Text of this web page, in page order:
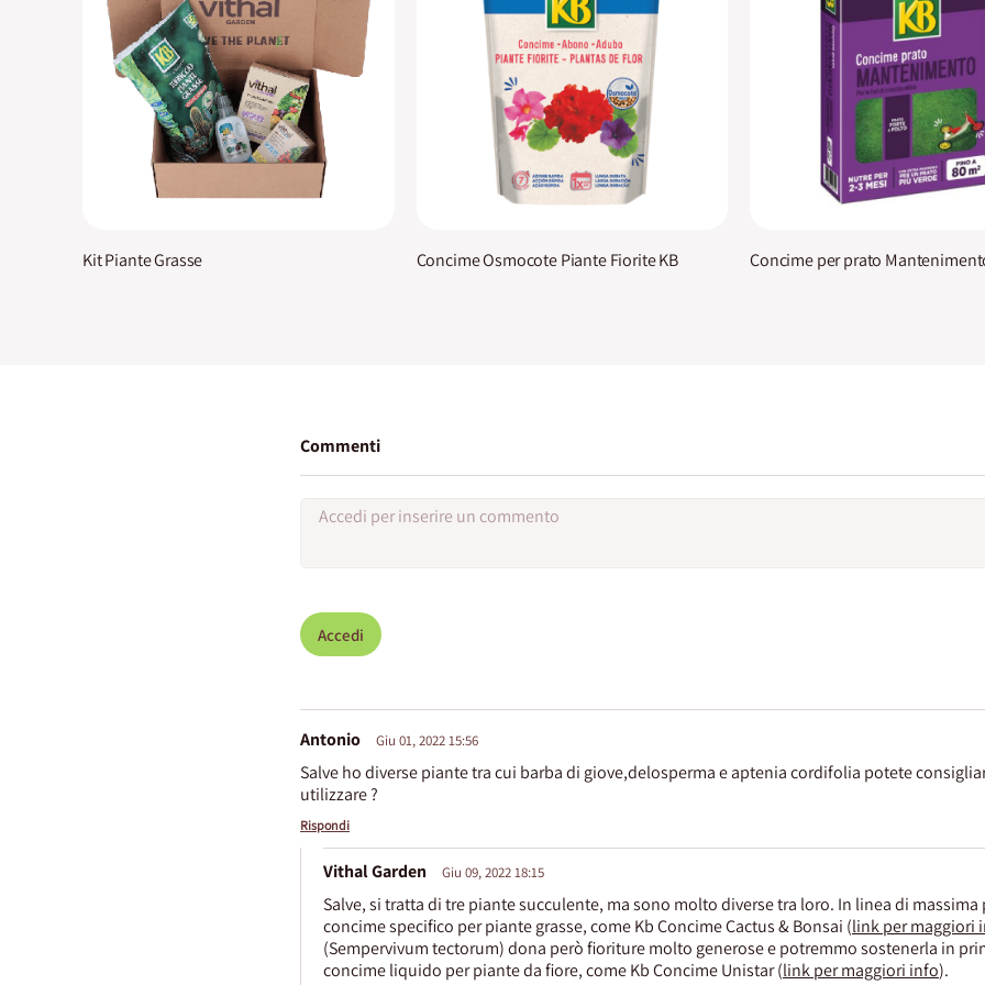
Kit Piante Grasse Concime Osmocote Piante Fiorite KB Concime per prato
Commenti
Accedi
Antonio Giu 01, 2022 15:56
Salve ho diverse piante tra cui barba di giove,delosperma e aptenia cordifolia potete
utilizzare ?
Rispondi
Vithal Garden Giu 09, 2022 18:15
Salve, si tratta di tre piante succulente, ma sono molto diverse tra loro. In linea di
concime specifico per piante grasse, come Kb Concime Cactus & Bonsai (link per maggiori
(Sempervivum tectorum) dona però fioriture molto generose e potremmo sostenerla in
concime liquido per piante da fiore, come Kb Concime Unistar (link per maggiori info).